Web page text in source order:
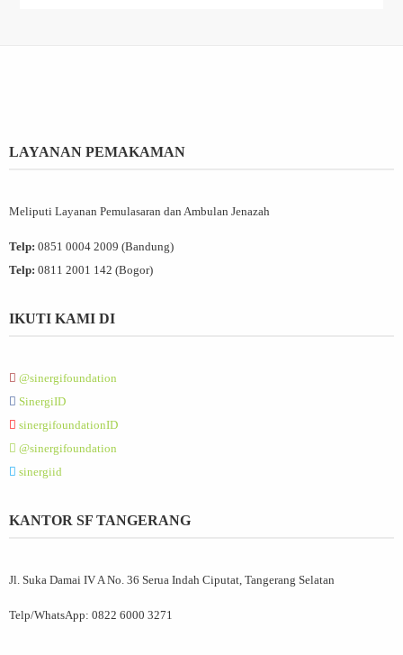
LAYANAN PEMAKAMAN
Meliputi Layanan Pemulasaran dan Ambulan Jenazah
Telp: 0851 0004 2009 (Bandung)
Telp: 0811 2001 142 (Bogor)
IKUTI KAMI DI
@sinergifoundation
SinergiID
sinergifoundationID
@sinergifoundation
sinergiid
KANTOR SF TANGERANG
Jl. Suka Damai IV A No. 36 Serua Indah Ciputat, Tangerang Selatan
Telp/WhatsApp: 0822 6000 3271